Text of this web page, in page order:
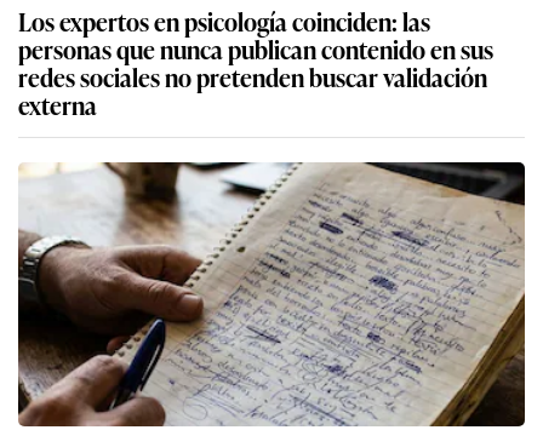
Los expertos en psicología coinciden: las
personas que nunca publican contenido en sus
redes sociales no pretenden buscar validación
externa